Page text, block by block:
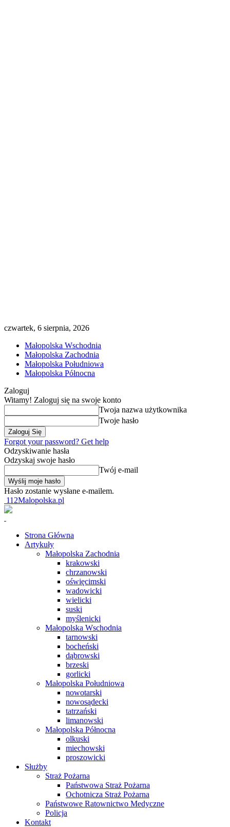
czwartek, 6 sierpnia, 2026
Małopolska Wschodnia
Małopolska Zachodnia
Małopolska Południowa
Małopolska Północna
Zaloguj
Witamy! Zaloguj się na swoje konto
Twoja nazwa użytkownika
Twoje hasło
Forgot your password? Get help
Odzyskiwanie hasła
Odzyskaj swoje hasło
Twój e-mail
Hasło zostanie wysłane e-mailem.
112Malopolska.pl
Strona Główna
Artykuły
Małopolska Zachodnia
krakowski
chrzanowski
oświęcimski
wadowicki
wielicki
suski
myślenicki
Małopolska Wschodnia
tarnowski
bocheński
dąbrowski
brzeski
gorlicki
Małopolska Południowa
nowotarski
nowosądecki
tatrzański
limanowski
Małopolska Północna
olkuski
miechowski
proszowicki
Służby
Straż Pożarna
Państwowa Straż Pożarna
Ochotnicza Straż Pożarna
Państwowe Ratownictwo Medyczne
Policja
Kontakt